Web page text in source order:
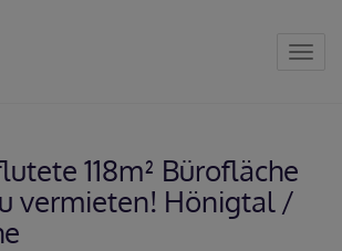
118m² Bürofläche
vermieten! Hönigtal /